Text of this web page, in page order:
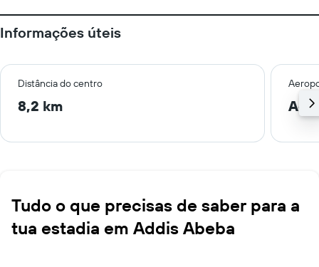
Informações úteis
Distância do centro
8,2 km
Tudo o que precisas de saber para a
tua estadia em Addis Abeba